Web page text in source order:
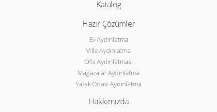
Katalog
Hazır Çözümler
Ev Aydınlatma
Villa Aydınlatma
Ofis Aydınlatması
Mağazalar Aydınlatma
Yatak Odası Aydınlatma
Hakkımızda